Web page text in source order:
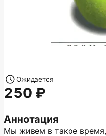
Аннотация
Мы живем в такое время,
Ожидается
250